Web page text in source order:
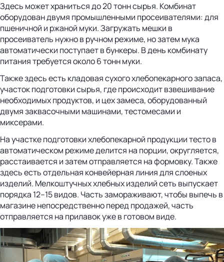
Здесь может храниться до 20 тонн сырья. Комбинат
оборудован двумя промышленными просеивателями: для
пшеничной и ржаной муки. Загружать мешки в
просеиватель нужно в ручном режиме, но затем мука
автоматически поступает в бункеры. В день комбинату
питания требуется около 6 тонн муки.
Также здесь есть кладовая сухого хлебопекарного запаса,
участок подготовки сырья, где происходит взвешивание
необходимых продуктов, и цех замеса, оборудованный
двумя заквасочными машинами, тестомесами и
миксерами.
На участке подготовки хлебопекарной продукции тесто в
автоматическом режиме делится на порции, округляется,
расстаивается и затем отправляется на формовку. Также
здесь есть отдельная конвейерная линия для слоеных
изделий. Мелкоштучных хлебных изделий сеть выпускает
порядка 12–15 видов. Часть замораживают, чтобы выпечь в
магазине непосредственно перед продажей, часть
отправляется на прилавок уже в готовом виде.